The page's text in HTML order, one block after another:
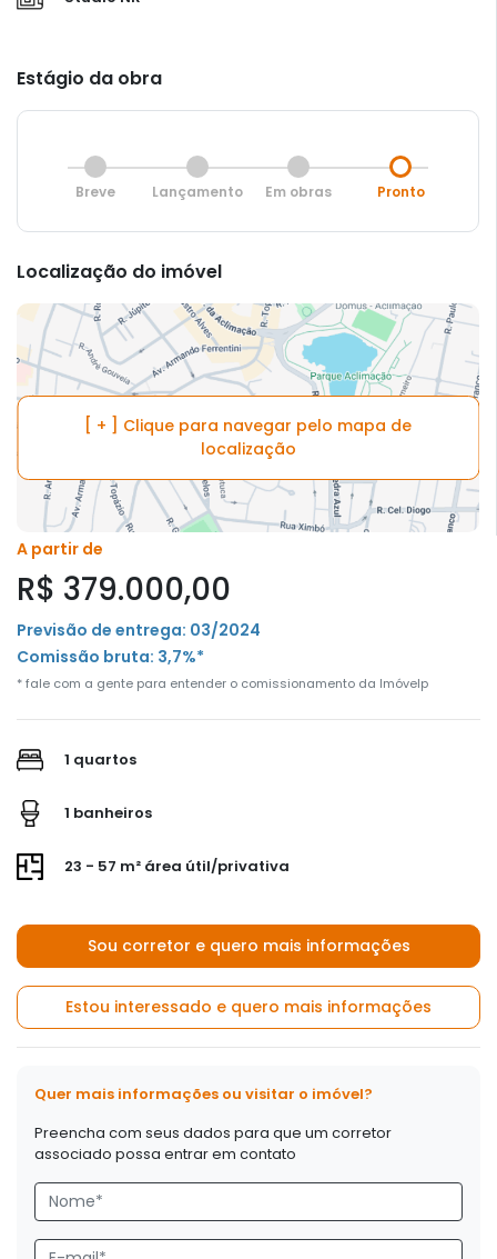
Estágio da obra
Breve Lançamento Em obras Pronto
Localização do imóvel
[ + ] Clique para navegar pelo mapa de
localização
A partir de
R$ 379.000,00
Previsão de entrega: 03/2024
Comissão bruta: 3,7%*
* fale com a gente para entender o comissionamento da Imóvelp
1 quartos
1 banheiros
23 - 57 m² área útil/privativa
Sou corretor e quero mais informações
Estou interessado e quero mais informações
Quer mais informações ou visitar o imóvel?
Preencha com seus dados para que um corretor
associado possa entrar em contato